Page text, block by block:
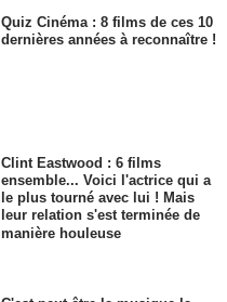
Quiz Cinéma : 8 films de ces 10
dernières années à reconnaître !
Clint Eastwood : 6 films
ensemble... Voici l'actrice qui a
le plus tourné avec lui ! Mais
leur relation s'est terminée de
manière houleuse